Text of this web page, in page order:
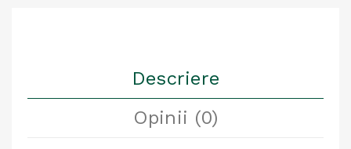
Descriere
Opinii (0)